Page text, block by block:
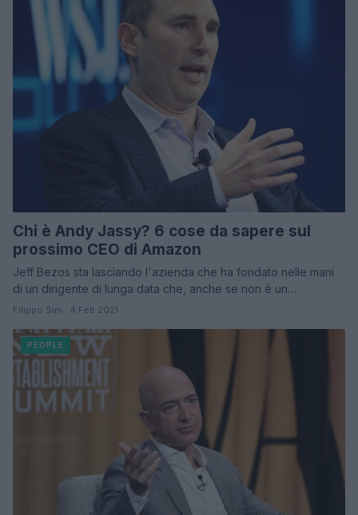
Chi è Andy Jassy? 6 cose da sapere sul
prossimo CEO di Amazon
Jeff Bezos sta lasciando l'azienda che ha fondato nelle mani
di un dirigente di lunga data che, anche se non è un…
Filippo Sini · 4 Feb 2021
PEOPLE